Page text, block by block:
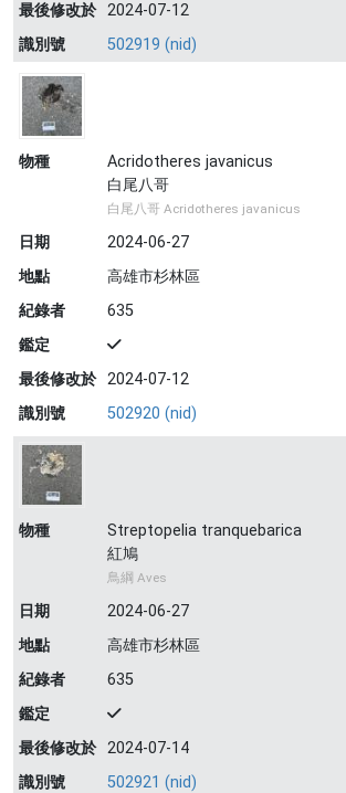
最後修改於 2024-07-12
識別號
502919 (nid)
物種
Acridotheres javanicus
白尾八哥
白尾八哥 Acridotheres javanicus
日期
2024-06-27
地點
高雄市杉林區
紀錄者
635
鑑定
最後修改於 2024-07-12
識別號
502920 (nid)
物種
Streptopelia tranquebarica
紅鳩
鳥綱 Aves
日期
2024-06-27
地點
高雄市杉林區
紀錄者
635
鑑定
最後修改於 2024-07-14
識別號
502921 (nid)